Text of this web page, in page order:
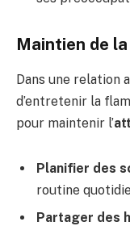
Maintien de
Dans une relation
d’entretenir la
pour maintenir l’
Planifier des
routine
Partager des